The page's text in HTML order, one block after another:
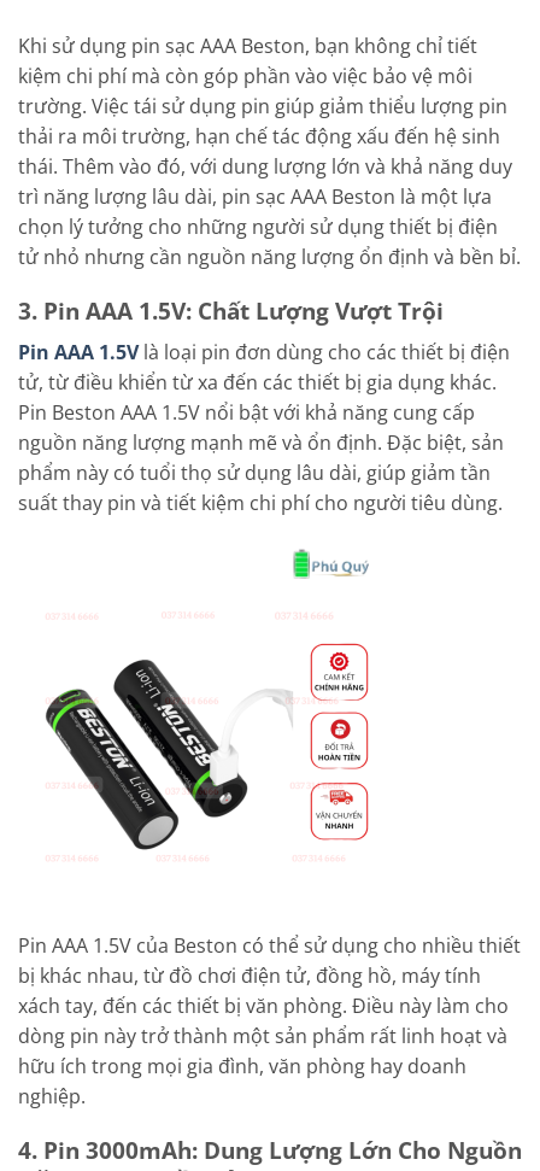
Khi sử dụng pin sạc AAA Beston, bạn không chỉ tiết
kiệm chi phí mà còn góp phần vào việc bảo vệ môi
trường. Việc tái sử dụng pin giúp giảm thiểu lượng pin
thải ra môi trường, hạn chế tác động xấu đến hệ sinh
thái. Thêm vào đó, với dung lượng lớn và khả năng duy
trì năng lượng lâu dài, pin sạc AAA Beston là một lựa
chọn lý tưởng cho những người sử dụng thiết bị điện
tử nhỏ nhưng cần nguồn năng lượng ổn định và bền bỉ.
3. Pin AAA 1.5V: Chất Lượng Vượt Trội
Pin AAA 1.5Vlà loại pin đơn dùng cho các thiết bị điện
tử, từ điều khiển từ xa đến các thiết bị gia dụng khác.
Pin Beston AAA 1.5V nổi bật với khả năng cung cấp
nguồn năng lượng mạnh mẽ và ổn định. Đặc biệt, sản
phẩm này có tuổi thọ sử dụng lâu dài, giúp giảm tần
suất thay pin và tiết kiệm chi phí cho người tiêu dùng.
Pin AAA 1.5V của Beston có thể sử dụng cho nhiều thiết
bị khác nhau, từ đồ chơi điện tử, đồng hồ, máy tính
xách tay, đến các thiết bị văn phòng. Điều này làm cho
dòng pin này trở thành một sản phẩm rất linh hoạt và
hữu ích trong mọi gia đình, văn phòng hay doanh
nghiệp.
4. Pin 3000mAh: Dung Lượng Lớn Cho Nguồn